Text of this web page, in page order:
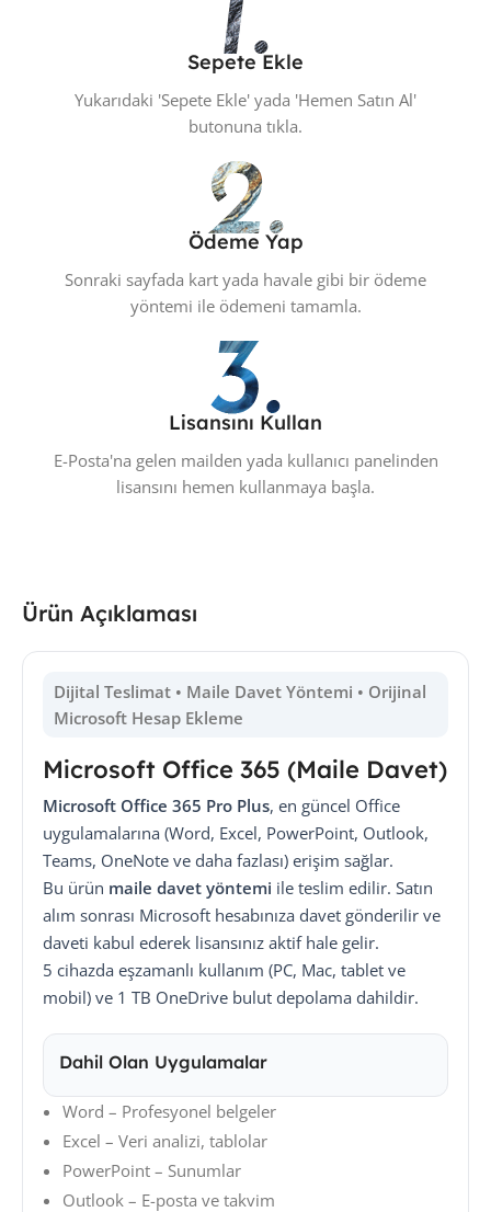
Sepete Ekle
Yukarıdaki 'Sepete Ekle' yada 'Hemen Satın Al'
butonuna tıkla.
Ödeme Yap
Sonraki sayfada kart yada havale gibi bir ödeme
yöntemi ile ödemeni tamamla.
Lisansını Kullan
E-Posta'na gelen mailden yada kullanıcı panelinden
lisansını hemen kullanmaya başla.
Ürün Açıklaması
Dijital Teslimat • Maile Davet Yöntemi • Orijinal
Microsoft Hesap Ekleme
Microsoft Office 365 (Maile Davet)
Microsoft Office 365 Pro Plus, en güncel Office
uygulamalarına (Word, Excel, PowerPoint, Outlook,
Teams, OneNote ve daha fazlası) erişim sağlar.
Bu ürün maile davet yöntemi ile teslim edilir. Satın
alım sonrası Microsoft hesabınıza davet gönderilir ve
daveti kabul ederek lisansınız aktif hale gelir.
5 cihazda eşzamanlı kullanım (PC, Mac, tablet ve
mobil) ve 1 TB OneDrive bulut depolama dahildir.
Dahil Olan Uygulamalar
Word – Profesyonel belgeler
Excel – Veri analizi, tablolar
PowerPoint – Sunumlar
Outlook – E-posta ve takvim